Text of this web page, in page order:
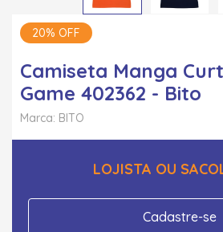
20% OFF
Camiseta Manga
Game 402362 - Bito
Marca: BITO
LOJISTA OU
Cadastre-se